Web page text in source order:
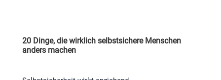
20 Dinge, die wirklich selbstsichere Menschen
anders machen